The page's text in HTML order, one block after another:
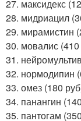
27. максидекс
28. мидриацил
29. мирамистин
30. мовалис
31.
32. нормодипин
33. омез (180
34. панангин
35. пантогам